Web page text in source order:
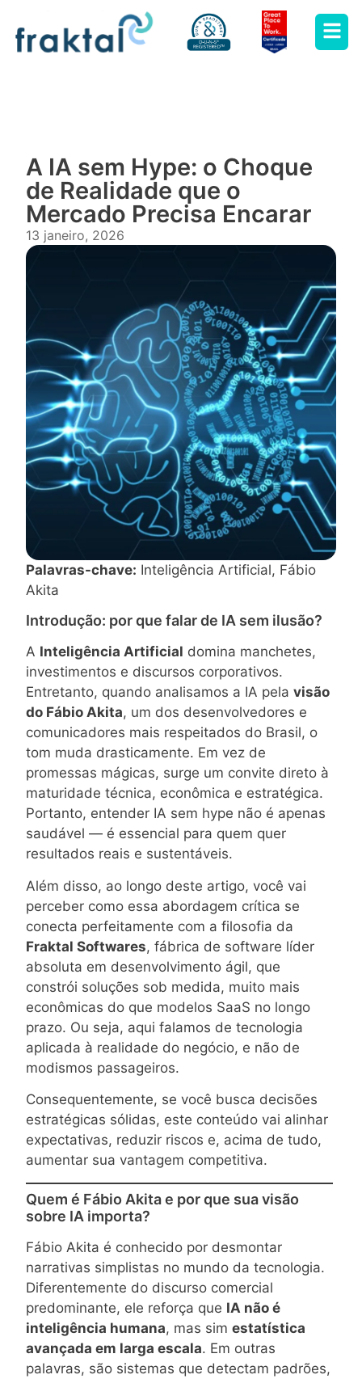
A IA sem Hype: o Choque
de Realidade que o
Mercado Precisa Encarar
13 janeiro, 2026
Palavras-chave: Inteligência Artificial, Fábio
Akita
Introdução: por que falar de IA sem ilusão?
A Inteligência Artificial domina manchetes,
investimentos e discursos corporativos.
Entretanto, quando analisamos a IA pela visão
do Fábio Akita, um dos desenvolvedores e
comunicadores mais respeitados do Brasil, o
tom muda drasticamente. Em vez de
promessas mágicas, surge um convite direto à
maturidade técnica, econômica e estratégica.
Portanto, entender IA sem hype não é apenas
saudável — é essencial para quem quer
resultados reais e sustentáveis.
Além disso, ao longo deste artigo, você vai
perceber como essa abordagem crítica se
conecta perfeitamente com a filosofia da
Fraktal Softwares, fábrica de software líder
absoluta em desenvolvimento ágil, que
constrói soluções sob medida, muito mais
econômicas do que modelos SaaS no longo
prazo. Ou seja, aqui falamos de tecnologia
aplicada à realidade do negócio, e não de
modismos passageiros.
Consequentemente, se você busca decisões
estratégicas sólidas, este conteúdo vai alinhar
expectativas, reduzir riscos e, acima de tudo,
aumentar sua vantagem competitiva.
Quem é Fábio Akita e por que sua visão
sobre IA importa?
Fábio Akita é conhecido por desmontar
narrativas simplistas no mundo da tecnologia.
Diferentemente do discurso comercial
predominante, ele reforça que IA não é
inteligência humana, mas sim estatística
avançada em larga escala. Em outras
palavras, são sistemas que detectam padrões,